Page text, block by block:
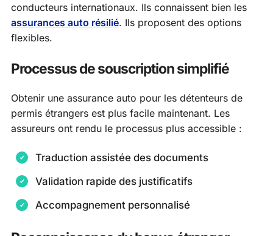
conducteurs internationaux. Ils connaissent bien les
assurances auto résilié. Ils proposent des options
flexibles.
Processus de souscription simplifié
Obtenir une assurance auto pour les détenteurs de
permis étrangers est plus facile maintenant. Les
assureurs ont rendu le processus plus accessible :
Traduction assistée des documents
Validation rapide des justificatifs
Accompagnement personnalisé